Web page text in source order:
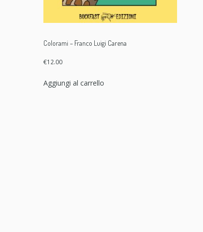
Colorami – Franco Luigi Carena
€12.00
Aggiungi al carrello